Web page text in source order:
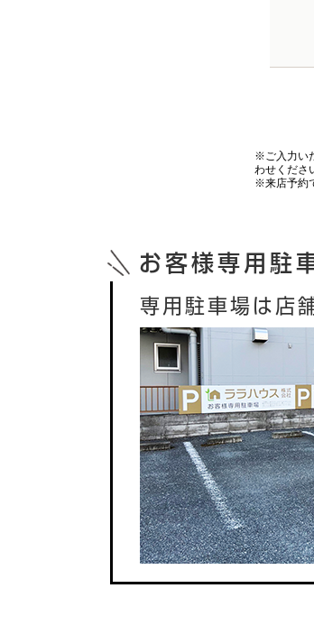
※ご入力い
わせくださ
※来店予約
お客様専用駐
専用駐車場は店